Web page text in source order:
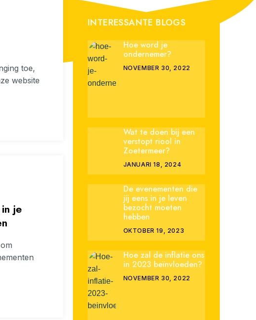
toe,
website
je
INTERESSANTE BLOGS
Hoe word je
ondernemer?
NOVEMBER 30, 2022
Wat te doen bij een
verstopt riool in
Zoetermeer?
JANUARI 18, 2024
De evenementen die
jij eens in je leven
bezocht moeten
hebben
OKTOBER 19, 2023
Hoe zal de inflatie ons
in 2023 beïnvloeden?
NOVEMBER 30, 2022